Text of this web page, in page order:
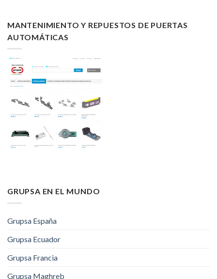
MANTENIMIENTO Y REPUESTOS DE PUERTAS
AUTOMÁTICAS
GRUPSA EN EL MUNDO
Grupsa España
Grupsa Ecuador
Grupsa Francia
Grupsa Maghreb